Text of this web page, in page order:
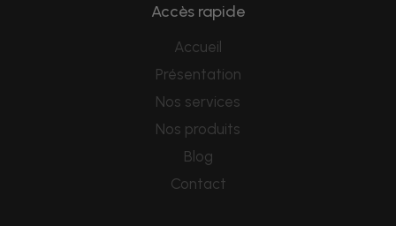
Accès rapide
Accueil
Présentation
Nos services
Nos produits
Blog
Contact